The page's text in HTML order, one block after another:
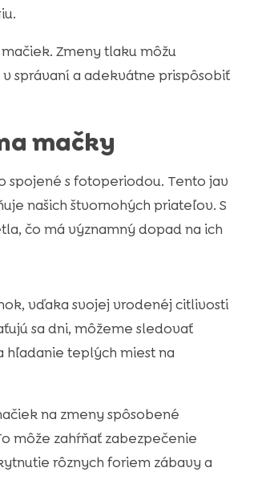
Zmeny tlaku môžu
správaní a adekvátne prispôsobiť
mačky
spojené s fotoperiodou. Tento jav
našich štvornohých priateľov. S
čo má významný dopad na ich
vďaka svojej vrodenéj citlivosti
sa dni, môžeme sledovať
hľadanie teplých miest na
na zmeny spôsobené
môže zahŕňať zabezpečenie
rôznych foriem zábavy a